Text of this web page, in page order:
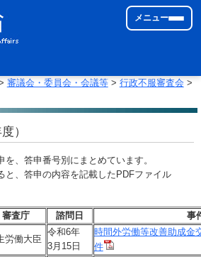
メニュー
審議会・委員会・会議等> 行政不服審査会 >
）
、答申番号別にまとめています。
と、答申の内容を記載したPDFファイル
審査庁 諮問日
事
労働大臣
令和6年
3月15日
時間外労働等改善助成金
件